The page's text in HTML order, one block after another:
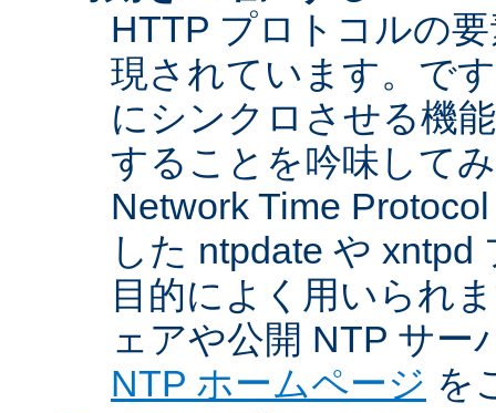
HTTP プロトコルの
現されています。で
にシンクロさせる機
することを吟味して
Network Time
した ntpdate や
目的によく用いられ
ェアや公開 NTP サー
NTP ホームページ を